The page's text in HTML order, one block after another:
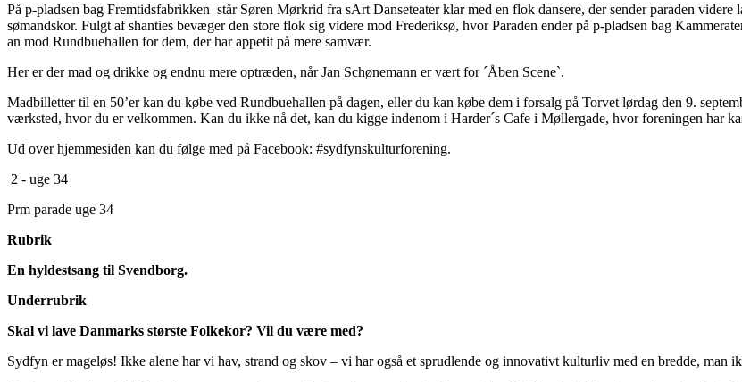
På p-pladsen bag Fremtidsfabrikken står Søren Mørkrid fra sArt Danseteater klar med en flok dansere, der sender paraden
sømandskor. Fulgt af shanties bevæger den store flok sig videre mod Frederiksø, hvor Paraden ender på p-pladsen bag
an mod Rundbuehallen for dem, der har appetit på mere samvær.
Her er der mad og drikke og endnu mere optræden, når Jan Schønemann er vært for ´Åben Scene`.
Madbilletter til en 50’er kan du købe ved Rundbuehallen på dagen, eller du kan købe dem i forsalg på Torvet lørdag den 9.
værksted, hvor du er velkommen. Kan du ikke nå det, kan du kigge indenom i Harder´s Cafe i Møllergade, hvor foreningen har
Ud over hjemmesiden kan du følge med på Facebook: #sydfynskulturforening.
2 - uge 34
Prm parade uge 34
Rubrik
En hyldestsang til Svendborg.
Underrubrik
Skal vi lave Danmarks største Folkekor? Vil du være med?
Sydfyn er mageløs! Ikke alene har vi hav, strand og skov – vi har også et sprudlende og innovativt kulturliv med en bredde, man